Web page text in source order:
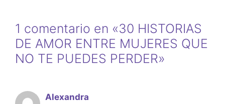
at
s
A
p
c
e
b
o
s
s
e
n
ar
e
1 comentario en «30 HISTORIAS
DE AMOR ENTRE MUJERES QUE
NO TE PUEDES PERDER»
Alexandra